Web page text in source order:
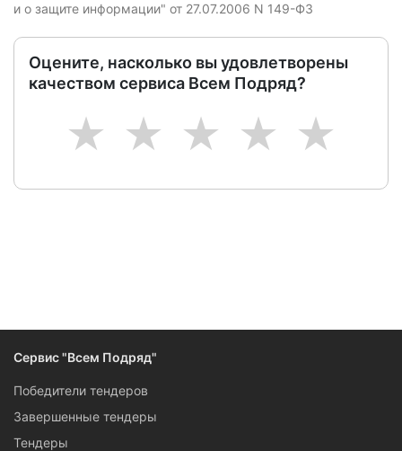
и о защите информации" от 27.07.2006 N 149-ФЗ
Оцените, насколько вы удовлетворены
качеством сервиса Всем Подряд?
5
4
3
2
1
Сервис "Всем Подряд"
Победители тендеров
Завершенные тендеры
Тендеры